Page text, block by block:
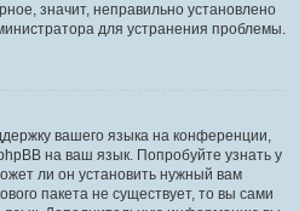
значит, неправильно установлено
для устранения проблемы.
вашего языка на конференции,
на ваш язык. Попробуйте узнать у
ли он установить нужный вам
пакета не существует, то вы сами